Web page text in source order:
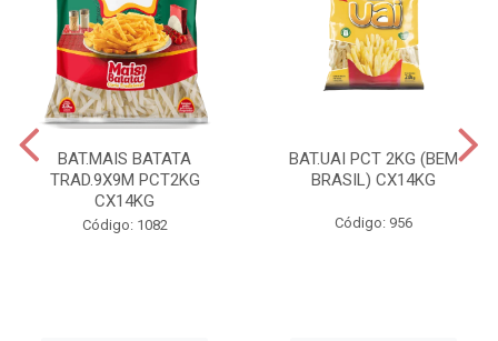
BAT.MAIS BATATA
TRAD.9X9M PCT2KG
CX14KG
Código: 1082
BAT.UAI PCT 2KG (BEM
BRASIL) CX14KG
Código: 956